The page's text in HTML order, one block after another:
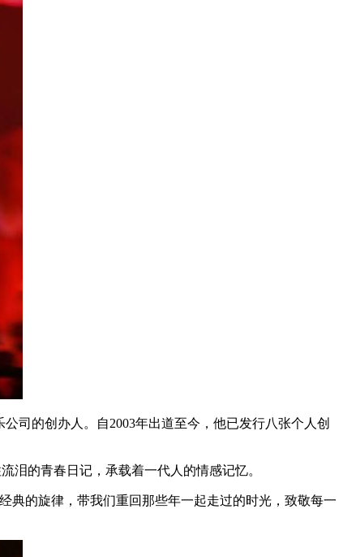
公司的创办人。自2003年出道至今，他已发行八张个人创
泪的青春日记，承载着一代人的情感记忆。
典的旋律，带我们重回那些年一起走过的时光，致敬每一